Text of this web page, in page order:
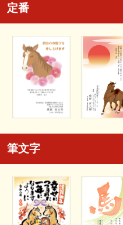
定番
筆文字